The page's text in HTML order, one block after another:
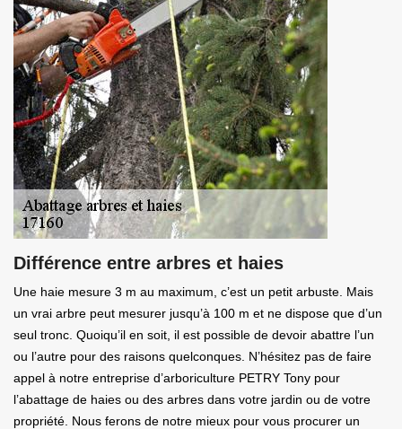
Différence entre arbres et haies
Une haie mesure 3 m au maximum, c’est un petit arbuste. Mais
un vrai arbre peut mesurer jusqu’à 100 m et ne dispose que d’un
seul tronc. Quoiqu’il en soit, il est possible de devoir abattre l’un
ou l’autre pour des raisons quelconques. N’hésitez pas de faire
appel à notre entreprise d’arboriculture PETRY Tony pour
l’abattage de haies ou des arbres dans votre jardin ou de votre
propriété. Nous ferons de notre mieux pour vous procurer un